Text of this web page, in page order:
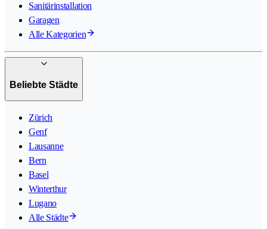
Sanitärinstallation
Garagen
Alle Kategorien
Beliebte Städte
Zürich
Genf
Lausanne
Bern
Basel
Winterthur
Lugano
Alle Städte